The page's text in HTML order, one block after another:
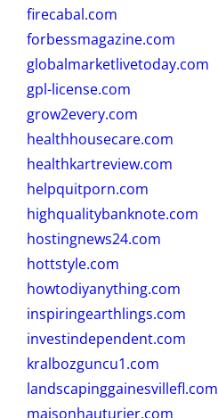
firecabal.com
forbessmagazine.com
globalmarketlivetoday.com
gpl-license.com
grow2every.com
healthhousecare.com
healthkartreview.com
helpquitporn.com
highqualitybanknote.com
hostingnews24.com
hottstyle.com
howtodiyanything.com
inspiringearthlings.com
investindependent.com
kralbozguncu1.com
landscapinggainesvillefl.com
maisonhauturier.com